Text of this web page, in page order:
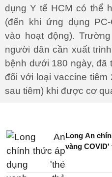
dụng Y tế HCM có thể
(đến khi ứng dụng
vào hoạt động).
người dân cần xuất
bệnh dưới 180 ngày, đã
đối với loại vaccine
sau tiêm) khi được cơ
Long An
vàng